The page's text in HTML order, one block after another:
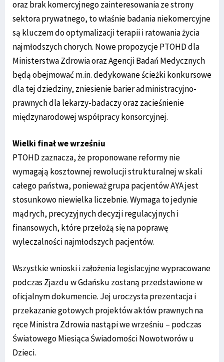
oraz brak komercyjnego zainteresowania ze strony
sektora prywatnego, to właśnie badania niekomercyjne
są kluczem do optymalizacji terapii i ratowania życia
najmłodszych chorych. Nowe propozycje PTOHD dla
Ministerstwa Zdrowia oraz Agencji Badań Medycznych
będą obejmować m.in. dedykowane ścieżki konkursowe
dla tej dziedziny, zniesienie barier administracyjno-
prawnych dla lekarzy-badaczy oraz zacieśnienie
międzynarodowej współpracy konsorcyjnej.
Wielki finał we wrześniu
PTOHD zaznacza, że proponowane reformy nie
wymagają kosztownej rewolucji strukturalnej w skali
całego państwa, ponieważ grupa pacjentów AYA jest
stosunkowo niewielka liczebnie. Wymaga to jedynie
mądrych, precyzyjnych decyzji regulacyjnych i
finansowych, które przełożą się na poprawę
wyleczalności najmłodszych pacjentów.
Wszystkie wnioski i założenia legislacyjne wypracowane
podczas Zjazdu w Gdańsku zostaną przedstawione w
oficjalnym dokumencie. Jej uroczysta prezentacja i
przekazanie gotowych projektów aktów prawnych na
ręce Ministra Zdrowia nastąpi we wrześniu – podczas
Światowego Miesiąca Świadomości Nowotworów u
Dzieci.